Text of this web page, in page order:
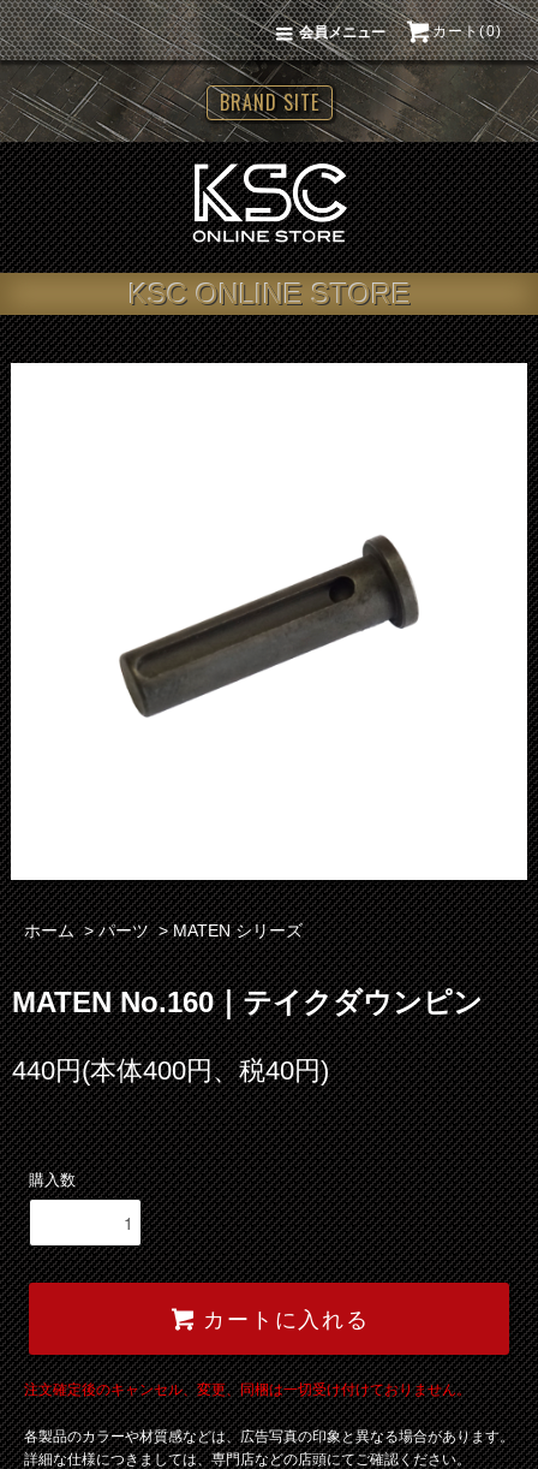
カート(0)
会員メニュー
BRAND SITE
KSC ONLINE STORE
ホーム >パーツ >MATEN シリーズ
MATEN No.160｜テイクダウンピン
440円(本体400円、税40円)
購入数
カートに入れる
注文確定後のキャンセル、変更、同梱は一切受け付けておりません。
各製品のカラーや材質感などは、広告写真の印象と異なる場合があります。
詳細な仕様につきましては、専門店などの店頭にてご確認ください。